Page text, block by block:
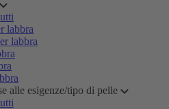
labbra
labbra
alle esigenze/tipo di pelle